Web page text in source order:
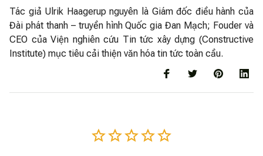
Tác giả Ulrik Haagerup nguyên là Giám đốc điều hành của
Đài phát thanh – truyền hình Quốc gia Đan Mạch; Fouder và
CEO của Viện nghiên cứu Tin tức xây dựng (Constructive
Institute) mục tiêu cải thiện văn hóa tin tức toàn cầu.